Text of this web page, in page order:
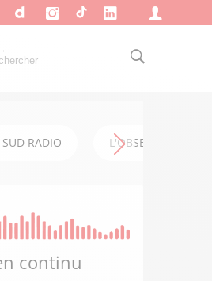
RADIO L'OBSERVATOIRE
continu